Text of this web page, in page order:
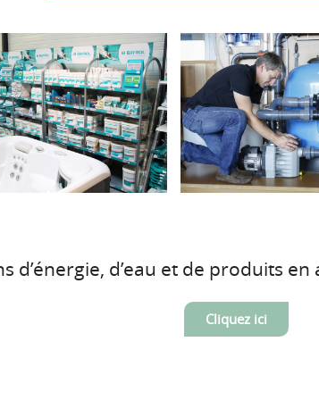
d’énergie, d’eau et de produits
Cliquez ici